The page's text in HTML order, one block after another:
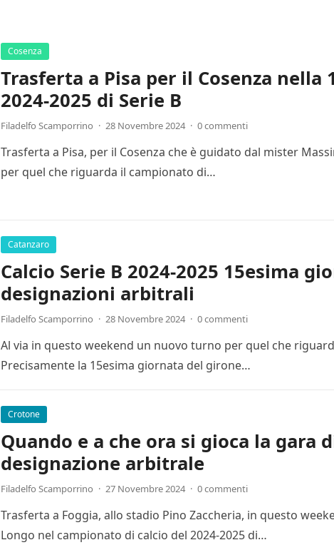
Cosenza
Trasferta a Pisa per il Cosenza
2024-2025 di Serie B
Filadelfo Scamporrino · 28 Novembre 2024 · 0 commenti
Trasferta a Pisa, per il Cosenza che è guidato dal mister
per quel che riguarda il campionato di…
Catanzaro
Calcio Serie B 2024-2025 15esima
designazioni arbitrali
Filadelfo Scamporrino · 28 Novembre 2024 · 0 commenti
Al via in questo weekend un nuovo turno per quel che
Precisamente la 15esima giornata del girone…
Crotone
Quando e a che ora si gioca la gara
designazione arbitrale
Filadelfo Scamporrino · 27 Novembre 2024 · 0 commenti
Trasferta a Foggia, allo stadio Pino Zaccheria, in questo
Longo nel campionato di calcio del 2024-2025 di…